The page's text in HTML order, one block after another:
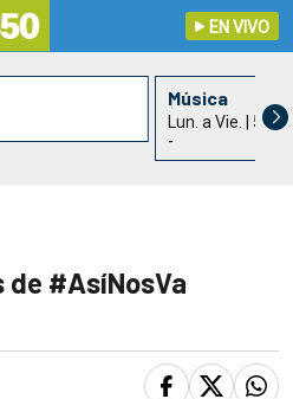
EN VIVO
Música
Lun. a Vie. | 5 hs
-
de #AsíNosVa